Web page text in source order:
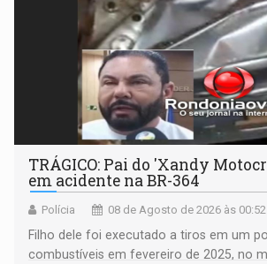
TRÁGICO: Pai do 'Xandy
em acidente na BR-364
Polícia 08 de Agosto de 2026 às 00:52
Filho dele foi executado a tiros em um
combustíveis em fevereiro de 2025, no